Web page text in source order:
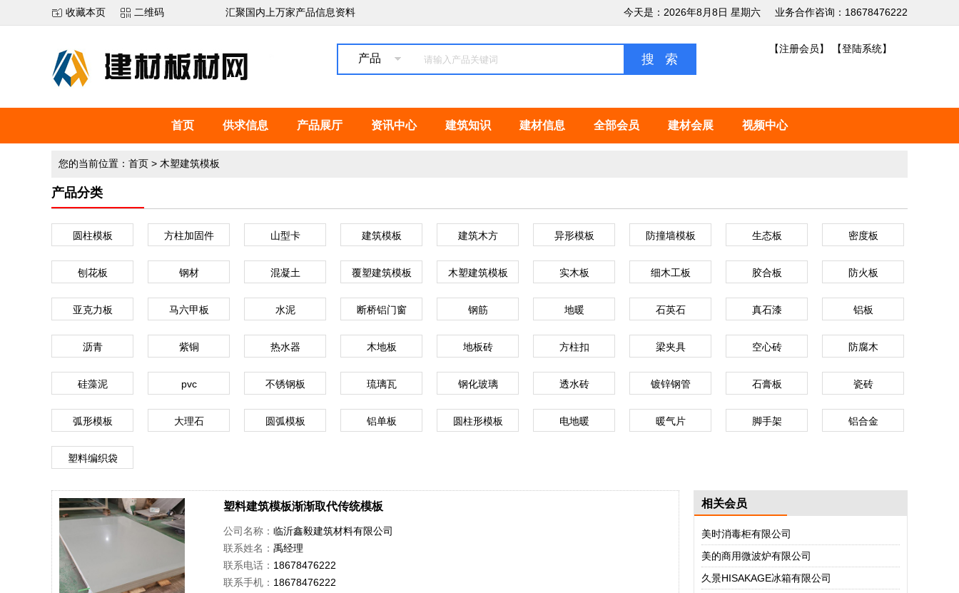
收藏本页 二维码 汇聚国内上万家产品信息资料 今天是：2026年8月8日 星期六 业务合作咨询：18678476222
产品
【注册会员】 【登陆系统】
首页 供求信息 产品展厅 资讯中心 建筑知识 建材信息 全部会员 建材会展 视频中心
您的当前位置： 首页 > 木塑建筑模板
产品分类
圆柱模板 方柱加固件 山型卡 建筑模板 建筑木方 异形模板 防撞墙模板 生态板 密度板
刨花板 钢材 混凝土 覆塑建筑模板 木塑建筑模板 实木板 细木工板 胶合板 防火板
亚克力板 马六甲板 水泥 断桥铝门窗 钢筋 地暖 石英石 真石漆 铝板
沥青 紫铜 热水器 木地板 地板砖 方柱扣 梁夹具 空心砖 防腐木
硅藻泥 pvc 不锈钢板 琉璃瓦 钢化玻璃 透水砖 镀锌钢管 石膏板 瓷砖
弧形模板 大理石 圆弧模板 铝单板 圆柱形模板 电地暖 暖气片 脚手架 铝合金
塑料编织袋
塑料建筑模板渐渐取代传统模板
公司名称： 临沂鑫毅建筑材料有限公司
联系姓名： 禹经理
联系电话： 18678476222
联系手机： 18678476222
相关会员
美时消毒柜有限公司
美的商用微波炉有限公司
久景HISAKAGE冰箱有限公司